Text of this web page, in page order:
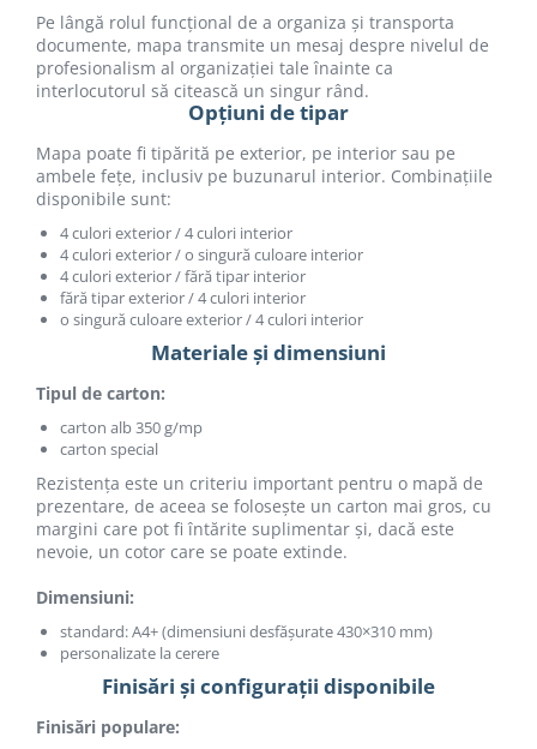
Pe lângă rolul funcțional de a organiza și transporta
documente, mapa transmite un mesaj despre nivelul de
profesionalism al organizației tale înainte ca
interlocutorul să citească un singur rând.
Opțiuni de tipar
Mapa poate fi tipărită pe exterior, pe interior sau pe
ambele fețe, inclusiv pe buzunarul interior. Combinațiile
disponibile sunt:
4 culori exterior / 4 culori interior
4 culori exterior / o singură culoare interior
4 culori exterior / fără tipar interior
fără tipar exterior / 4 culori interior
o singură culoare exterior / 4 culori interior
Materiale și dimensiuni
Tipul de carton:
carton alb 350 g/mp
carton special
Rezistența este un criteriu important pentru o mapă de
prezentare, de aceea se folosește un carton mai gros, cu
margini care pot fi întărite suplimentar și, dacă este
nevoie, un cotor care se poate extinde.
Dimensiuni:
standard: A4+ (dimensiuni desfășurate 430×310 mm)
personalizate la cerere
Finisări și configurații disponibile
Finisări populare: